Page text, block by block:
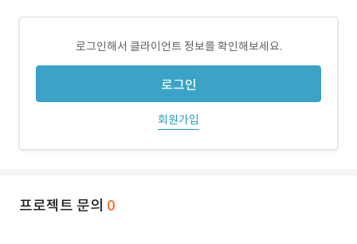
로그인해서 클라이언트 정보를 확인해보세요.
로그인
회원가입
프로젝트 문의 0